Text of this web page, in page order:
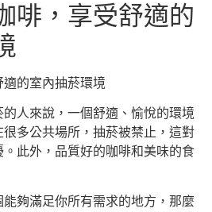
啡，享受舒適的
的室內抽菸環境
人來說，一個舒適、愉悅的環境
多公共場所，抽菸被禁止，這對
此外，品質好的咖啡和美味的食
夠滿足你所有需求的地方，那麼